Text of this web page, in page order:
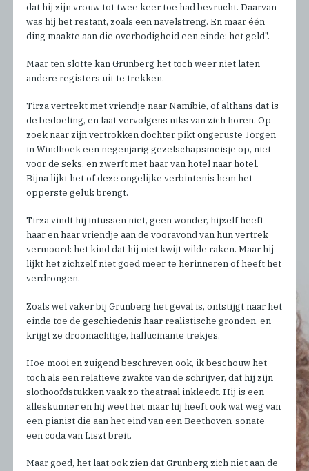
dat hij zijn vrouw tot twee keer toe had bevrucht. Daarvan
was hij het restant, zoals een navelstreng. En maar één
ding maakte aan die overbodigheid een einde: het geld".
Maar ten slotte kan Grunberg het toch weer niet laten
andere registers uit te trekken.
Tirza vertrekt met vriendje naar Namibië, of althans dat is
de bedoeling, en laat vervolgens niks van zich horen. Op
zoek naar zijn vertrokken dochter pikt ongeruste Jörgen
in Windhoek een negenjarig gezelschapsmeisje op, niet
voor de seks, en zwerft met haar van hotel naar hotel.
Bijna lijkt het of deze ongelijke verbintenis hem het
opperste geluk brengt.
Tirza vindt hij intussen niet, geen wonder, hijzelf heeft
haar en haar vriendje aan de vooravond van hun vertrek
vermoord: het kind dat hij niet kwijt wilde raken. Maar hij
lijkt het zichzelf niet goed meer te herinneren of heeft het
verdrongen.
Zoals wel vaker bij Grunberg het geval is, ontstijgt naar het
einde toe de geschiedenis haar realistische gronden, en
krijgt ze droomachtige, hallucinante trekjes.
Hoe mooi en zuigend beschreven ook, ik beschouw het
toch als een relatieve zwakte van de schrijver, dat hij zijn
slothoofdstukken vaak zo theatraal inkleedt. Hij is een
alleskunner en hij weet het maar hij heeft ook wat weg van
een pianist die aan het eind van een Beethoven-sonate
een coda van Liszt breit.
Maar goed, het laat ook zien dat Grunberg zich niet aan de